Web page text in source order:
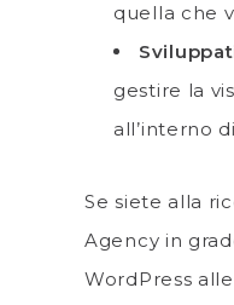
quella che
gestire la
all’interno
Se siete alla
Agency in
WordPress